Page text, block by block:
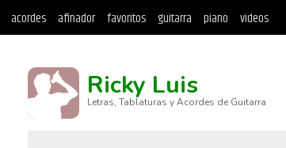
acordes afinador favoritos guitarra piano videos
Ricky Luis
Letras, Tablaturas y Acordes de Guitarra